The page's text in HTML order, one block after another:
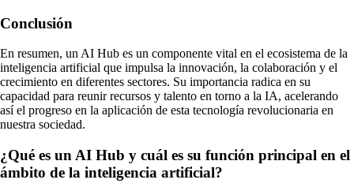
Conclusión
En resumen, un AI Hub es un componente vital en el ecosistema de la
inteligencia artificial que impulsa la innovación, la colaboración y el
crecimiento en diferentes sectores. Su importancia radica en su
capacidad para reunir recursos y talento en torno a la IA, acelerando
así el progreso en la aplicación de esta tecnología revolucionaria en
nuestra sociedad.
¿Qué es un AI Hub y cuál es su función principal en el
ámbito de la inteligencia artificial?